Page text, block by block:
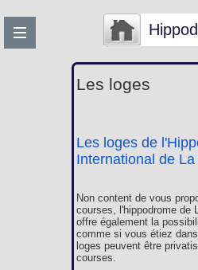
Les loges
Les loges de
International de
Non content de vous
courses, l'hippodrome de
offre également la
comme si vous étiez
loges peuvent être
courses.